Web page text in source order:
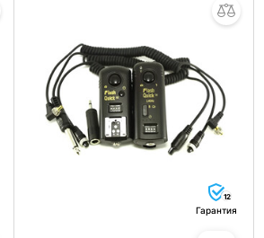
12
Гарантия